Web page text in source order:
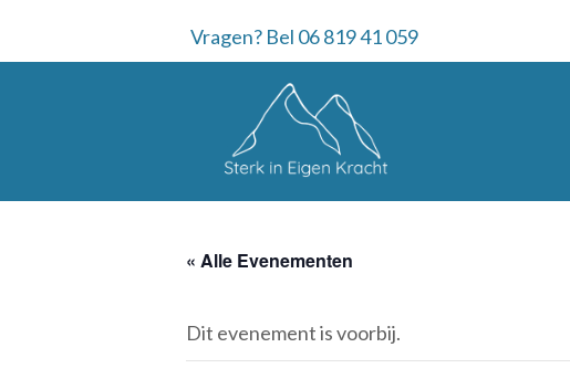
Vragen? Bel 06 819 41 059
« Alle Evenementen
Dit evenement is voorbij.